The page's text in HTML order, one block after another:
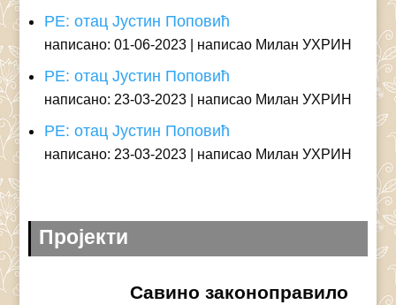
РЕ: отац Јустин Поповић
написано: 01-06-2023 написао Милан УХРИН
РЕ: отац Јустин Поповић
написано: 23-03-2023 написао Милан УХРИН
РЕ: отац Јустин Поповић
написано: 23-03-2023 написао Милан УХРИН
Пројекти
Савино законоправило